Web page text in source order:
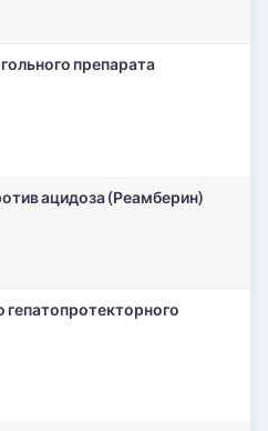
препарата
ацидоза (Реамберин)
гепатопротекторного